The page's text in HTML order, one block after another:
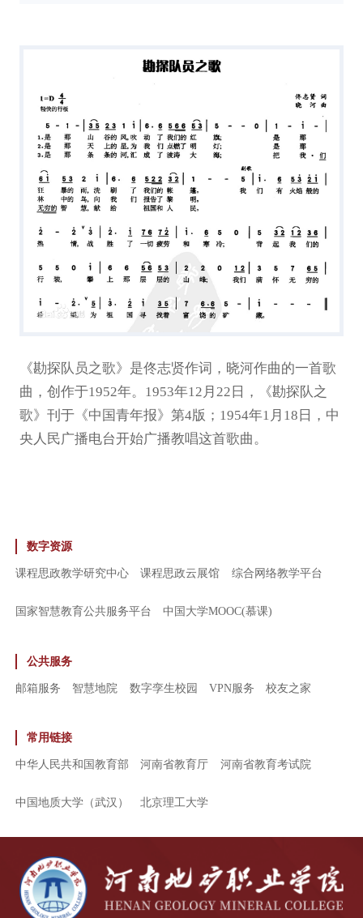
《勘探队员之歌》是佟志贤作词，晓河作曲的一首歌
曲，创作于1952年。1953年12月22日，《勘探队之
歌》刊于《中国青年报》第4版；1954年1月18日，中
央人民广播电台开始广播教唱这首歌曲。
数字资源
课程思政教学研究中心 课程思政云展馆 综合网络教学平台
国家智慧教育公共服务平台 中国大学MOOC(慕课)
公共服务
邮箱服务 智慧地院 数字孪生校园 VPN服务 校友之家
常用链接
中华人民共和国教育部 河南省教育厅 河南省教育考试院
中国地质大学（武汉） 北京理工大学